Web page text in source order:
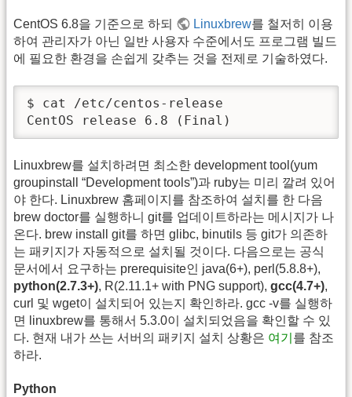
CentOS 6.8을 기준으로 하되 Linuxbrew를 철저히 이용
하여 관리자가 아닌 일반 사용자 수준에서도 프로그램 빌드
에 필요한 환경을 손쉽게 갖추는 것을 전제로 기술하였다.
$ cat /etc/centos-release
CentOS release 6.8 (Final)
Linuxbrew를 설치하려면 최소한 development tool(yum
groupinstall “Development tools”)과 ruby는 미리 깔려 있어
야 한다. Linuxbrew 홈페이지를 참조하여 설치를 한 다음
brew doctor를 실행하니 git를 업데이트하라는 메시지가 나
온다. brew install git를 하면 glibc, binutils 등 git가 의존하
는 패키지가 자동적으로 설치될 것이다. 다음으로는 공식
문서에서 요구하는 prerequisite인 java(6+), perl(5.8.8+),
python(2.7.3+), R(2.11.1+ with PNG support), gcc(4.7+),
curl 및 wget이 설치되어 있는지 확인하라. gcc -v를 실행하
면 linuxbrew를 통해서 5.3.0이 설치되었음을 확인할 수 있
다. 현재 내가 쓰는 서버의 패키지 설치 상황은 여기 를 참조
하라.
Python